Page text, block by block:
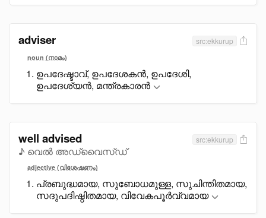
adviser src:ekkurup
noun (നാമം)
ഉപദേഷ്ടാവ്, ഉപദേശകൻ, ഉപദേശി,
ഉപദേശ്യൻ, മന്ത്രകാരൻ
well advised
♪ വെൽ അഡ്വൈസ്ഡ്
src:ekkurup
adjective (വിശേഷണം)
പ്രബുദ്ധമായ, സുബോധമുള്ള, സുചിന്തിതമായ,
സദുപദിഷ്ഠിതമായ, വിവേകപൂർവ്വമായ